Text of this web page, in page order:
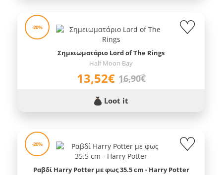
-20%
Σημειωματάριο Lord of The Rings
Half Moon Bay
13,52€ 16,90€
Loot it
-20%
Ραβδί Harry Potter με φως 35.5 cm - Harry Potter